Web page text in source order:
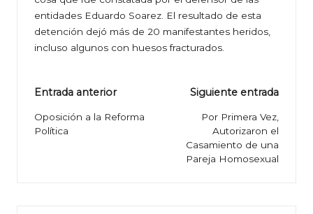
entidades Eduardo Soarez. El resultado de esta
detención dejó más de 20 manifestantes heridos,
incluso algunos con huesos fracturados.
Navegación
de
entradas
Entrada anterior
Oposición a la Reforma
Política
Siguiente entrada
Por Primera Vez,
Autorizaron el
Casamiento de una
Pareja Homosexual